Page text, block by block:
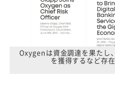
Oxygenは資金調達を果たし
を獲得するなど存